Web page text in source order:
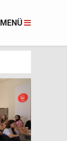
MENÜ